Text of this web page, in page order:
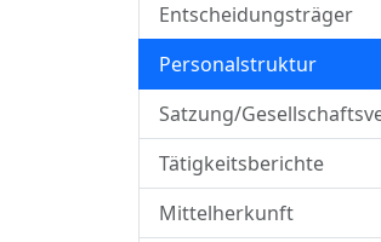
Entscheidungsträger
Personalstruktur
Satzung/
Tätigkeitsberichte
Mittelherkunft